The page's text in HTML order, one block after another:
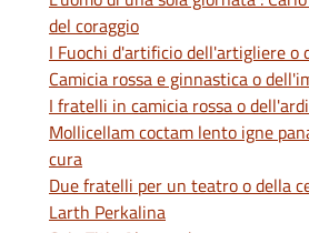
del coraggio
I Fuochi d'artificio dell'artigliere o
Camicia rossa e ginnastica o
I fratelli in camicia rossa o
Mollicellam coctam lento igne
cura
Due fratelli per un teatro o della
Larth Perkalina